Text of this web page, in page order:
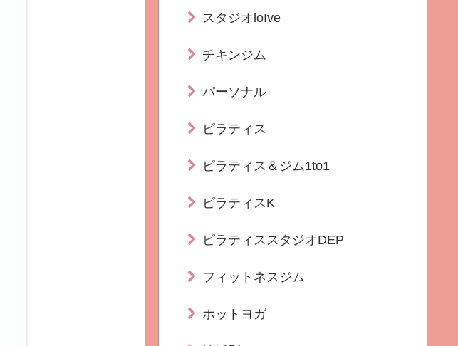
スタジオloIve
チキンジム
パーソナル
ピラティス
ピラティス＆ジム1to1
ピラティスK
ピラティススタジオDEP
フィットネスジム
ホットヨガ